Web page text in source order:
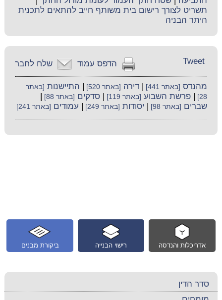
תשריט לצורך רישום בית משותף חייב להתאים לתכנית
היתר הבניה
שלח לחבר הדפס עמוד Tweet
מהנדס [באתר 441] |דירה [באתר 520] התיישנות [באתר
28]
|פרשת השבוע [באתר 119] |סדקים [באתר 88]
שברים [באתר 98] יסודות [באתר 249] עמודים [באתר 241]
ביקורת מבנים רישוי הבנייה אדריכלות והנדסה
סדר הדין